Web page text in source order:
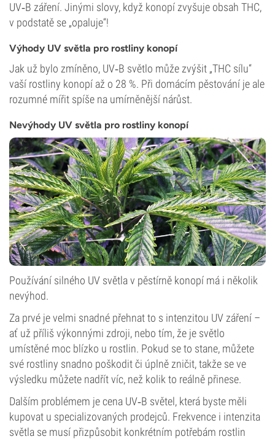
UV‑B záření. Jinými slovy, když konopí zvyšuje obsah THC,
v podstatě se „opaluje“!
Výhody UV světla pro rostliny konopí
Jak už bylo zmíněno, UV‑B světlo může zvýšit „THC sílu“
vaší rostliny konopí až o 28 %. Při domácím pěstování je ale
rozumné mířit spíše na umírněnější nárůst.
Nevýhody UV světla pro rostliny konopí
Používání silného UV světla v pěstírně konopí má i několik
nevýhod.
Za prvé je velmi snadné přehnat to s intenzitou UV záření –
ať už příliš výkonnými zdroji, nebo tím, že je světlo
umístěné moc blízko u rostlin. Pokud se to stane, můžete
své rostliny snadno poškodit či úplně zničit, takže se ve
výsledku můžete nadřít víc, než kolik to reálně přinese.
Dalším problémem je cena UV‑B světel, která byste měli
kupovat u specializovaných prodejců. Frekvence i intenzita
světla se musí přizpůsobit konkrétním potřebám rostlin